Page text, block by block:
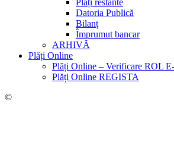
Plăți restante
Datoria Publică
Bilanț
Împrumut bancar
ARHIVĂ
Plăți Online
Plăți Online – Verificare ROL
Plăți Online REGISTA
©